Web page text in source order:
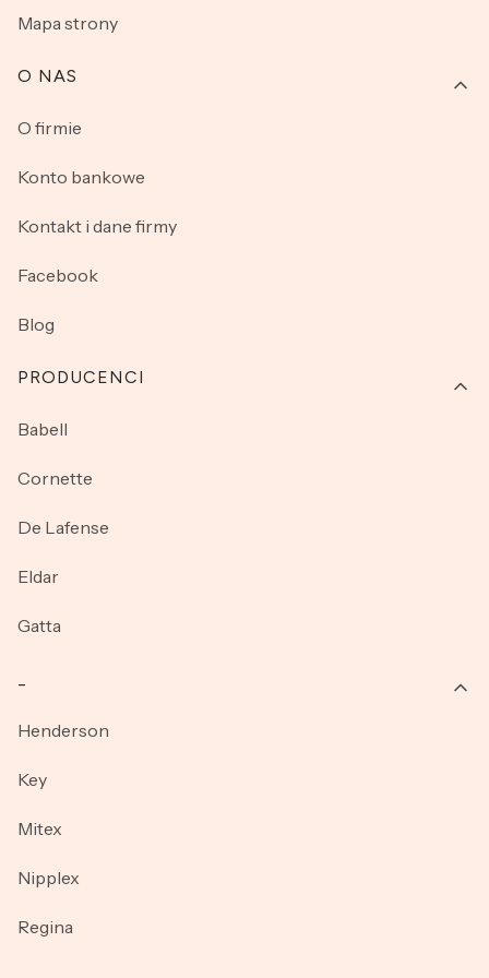
Mapa strony
O NAS
O firmie
Konto bankowe
Kontakt i dane firmy
Facebook
Blog
PRODUCENCI
Babell
Cornette
De Lafense
Eldar
Gatta
Henderson
Key
Mitex
Nipplex
Regina